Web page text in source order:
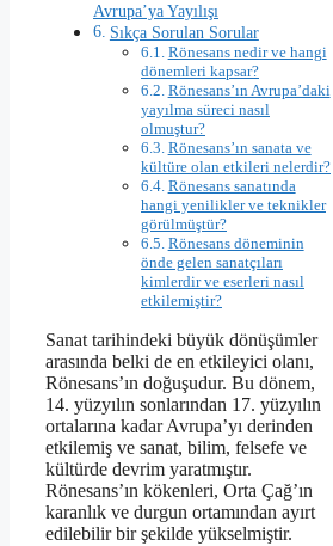
Avrupa’ya Yayılışı
Sıkça Sorulan Sorular
Rönesans nedir ve hangi
dönemleri kapsar?
Rönesans’ın Avrupa’daki
yayılma süreci nasıl
olmuştur?
Rönesans’ın sanata ve
kültüre olan etkileri nelerdir?
Rönesans sanatında
hangi yenilikler ve teknikler
görülmüştür?
Rönesans döneminin
önde gelen sanatçıları
kimlerdir ve eserleri nasıl
etkilemiştir?
Sanat tarihindeki büyük dönüşümler
arasında belki de en etkileyici olanı,
Rönesans’ın doğuşudur. Bu dönem,
14. yüzyılın sonlarından 17. yüzyılın
ortalarına kadar Avrupa’yı derinden
etkilemiş ve sanat, bilim, felsefe ve
kültürde devrim yaratmıştır.
Rönesans’ın kökenleri, Orta Çağ’ın
karanlık ve durgun ortamından ayırt
edilebilir bir şekilde yükselmiştir.